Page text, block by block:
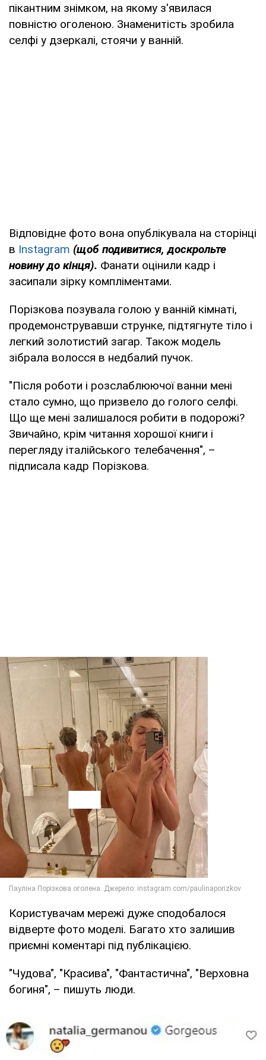
пікантним знімком, на якому з'явилася
повністю оголеною. Знаменитість зробила
селфі у дзеркалі, стоячи у ванній.
Відповідне фото вона опублікувала на сторінці
в Instagram (щоб подивитися, доскрольте
новину до кінця). Фанати оцінили кадр і
засипали зірку компліментами.
Порізкова позувала голою у ванній кімнаті,
продемонструвавши струнке, підтягнуте тіло і
легкий золотистий загар. Також модель
зібрала волосся в недбалий пучок.
"Після роботи і розслаблюючої ванни мені
стало сумно, що призвело до голого селфі.
Що ще мені залишалося робити в подорожі?
Звичайно, крім читання хорошої книги і
перегляду італійського телебачення", –
підписала кадр Порізкова.
Користувачам мережі дуже сподобалося
відверте фото моделі. Багато хто залишив
приємні коментарі під публікацією.
"Чудова", "Красива", "Фантастична", "Верховна
богиня", – пишуть люди.